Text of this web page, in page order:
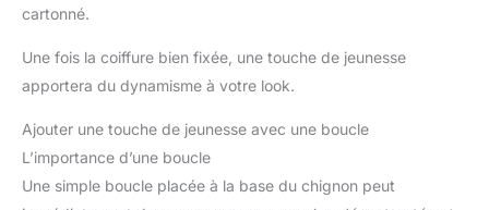
cartonné.
Une fois la coiffure bien fixée, une touche de jeunesse
apportera du dynamisme à votre look.
Ajouter une touche de jeunesse avec une boucle
L’importance d’une boucle
Une simple boucle placée à la base du chignon peut